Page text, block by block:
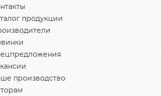
продукции
производство